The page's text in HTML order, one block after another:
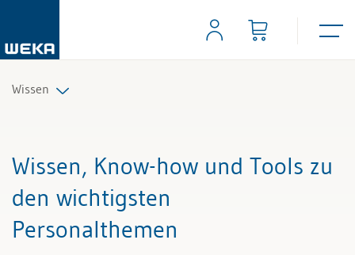
Wissen
Management
Führung & Kompetenzen
Wissen, Know-how und Tools zu
den wichtigsten
Personalthemen